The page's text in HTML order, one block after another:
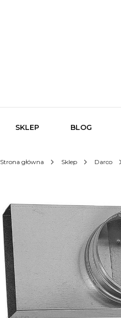
SKLEP BLOG
Strona główna Sklep Darco